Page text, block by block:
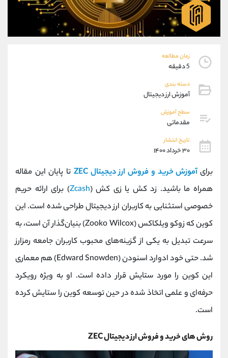
زمان مطالعه
5 دقیقه
دسته بندی
آموزش ارز دیجیتال
سطح آموزش
مقدماتی
تاریخ انتشار
۳۰ خرداد ۱۴۰۰
برایآموزش خرید و فروش ارز دیجیتال ZEC
تا پایان این مقاله
همراه ما باشید. زد کش یا زی کش (Zcash) برای ارائه حریم
خصوصی استثنایی به کاربران ارز دیجیتال طراحی شده است. این
کوین که زوکو ویلکاکس (Zooko Wilcox) بنیان‌گذار آن است، به
سرعت تبدیل به یکی از گزینه‌های محبوب کاربران جامعه رمزارز
شد. حتی خود ادوارد اسنودن (Edward Snowden) هم معماری
این کوین را مورد ستایش قرار داده است. او به ویژه رویکرد
حرفه‌ای و علمی اتخاذ شده در حین توسعه کوین را ستایش کرده
است.
روش های خرید و فروش ارز دیجیتال ZEC
09927779040
واتساپ شروع گفتگو
تلگرام @Armteam_admin_por
پشتیبان فروش
موبایل
واتساپ
داخلی
اطلاعات تماس (دفتر فروش)
تلفن 021-22021030
بدون پیش شماره 90001030
اینستاگرام @alireza.mehrabii
کانال تلگرام @alirezamehrabi_com